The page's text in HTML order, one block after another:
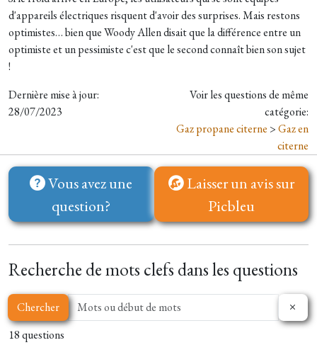
d'appareils électriques risquent d'avoir des surprises. Mais restons
optimistes… bien que Woody Allen disait que la différence entre un
optimiste et un pessimiste c'est que le second connaît bien son sujet
!
Dernière mise à jour:
28/07/2023
Voir les questions de même
catégorie:
Gaz propane citerne >Gaz en
citerne
Vous avez une
question?
Laisser un avis sur
Picbleu
Recherche de mots clefs dans les questions
Chercher
18 questions